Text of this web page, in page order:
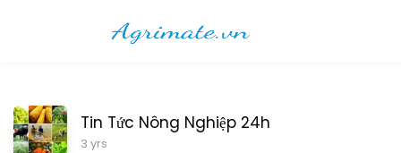
Tin Tức Nông Nghiệp 24h
3 yrs